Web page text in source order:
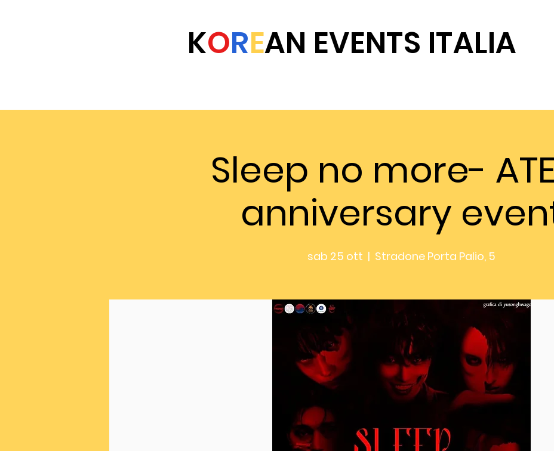
KOREAN EVENTS ITALIA
Sleep no more-
anniversary
sab 25 ott
  |
Stradone Porta Palio, 5